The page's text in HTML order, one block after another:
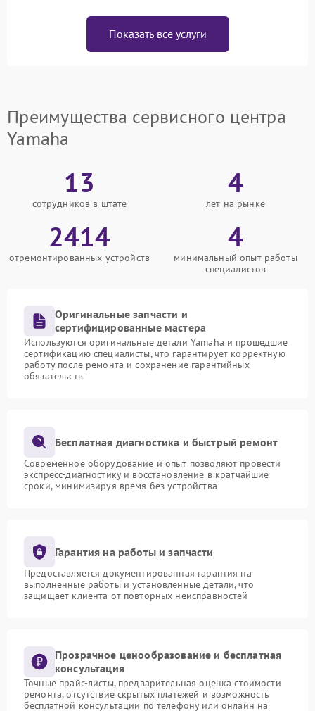
Показать все услуги
Преимущества сервисного центра
Yamaha
13
сотрудников в штате
4
лет на рынке
2414
отремонтированных устройств
4
минимальный опыт работы
специалистов
Оригинальные запчасти и
сертифицированные мастера
Используются оригинальные детали Yamaha и прошедшие
сертификацию специалисты, что гарантирует корректную
работу после ремонта и сохранение гарантийных
обязательств
Бесплатная диагностика и быстрый ремонт
Современное оборудование и опыт позволяют провести
экспресс-диагностику и восстановление в кратчайшие
сроки, минимизируя время без устройства
Гарантия на работы и запчасти
Предоставляется документированная гарантия на
выполненные работы и установленные детали, что
защищает клиента от повторных неисправностей
Прозрачное ценообразование и бесплатная
консультация
Точные прайс-листы, предварительная оценка стоимости
ремонта, отсутствие скрытых платежей и возможность
бесплатной консультации по телефону или онлайн на